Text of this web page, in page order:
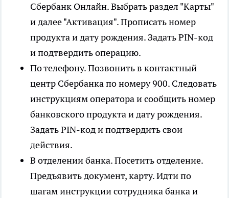
Сбербанк Онлайн. Выбрать раздел "Карты"
и далее "Активация". Прописать номер
продукта и дату рождения. Задать PIN-код
и подтвердить операцию.
По телефону. Позвонить в контактный
центр Сбербанка по номеру 900. Следовать
инструкциям оператора и сообщить номер
банковского продукта и дату рождения.
Задать PIN-код и подтвердить свои
действия.
В отделении банка. Посетить отделение.
Предъявить документ, карту. Идти по
шагам инструкции сотрудника банка и